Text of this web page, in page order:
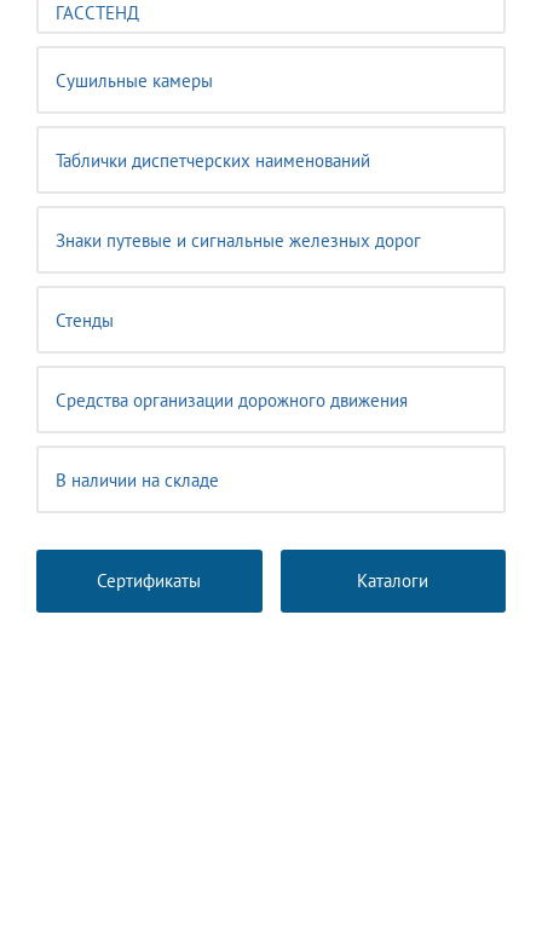
ГАССТЕНД
Сушильные камеры
Таблички диспетчерских наименований
Знаки путевые и сигнальные железных дорог
Стенды
Средства организации дорожного движения
В наличии на складе
Сертификаты Каталоги